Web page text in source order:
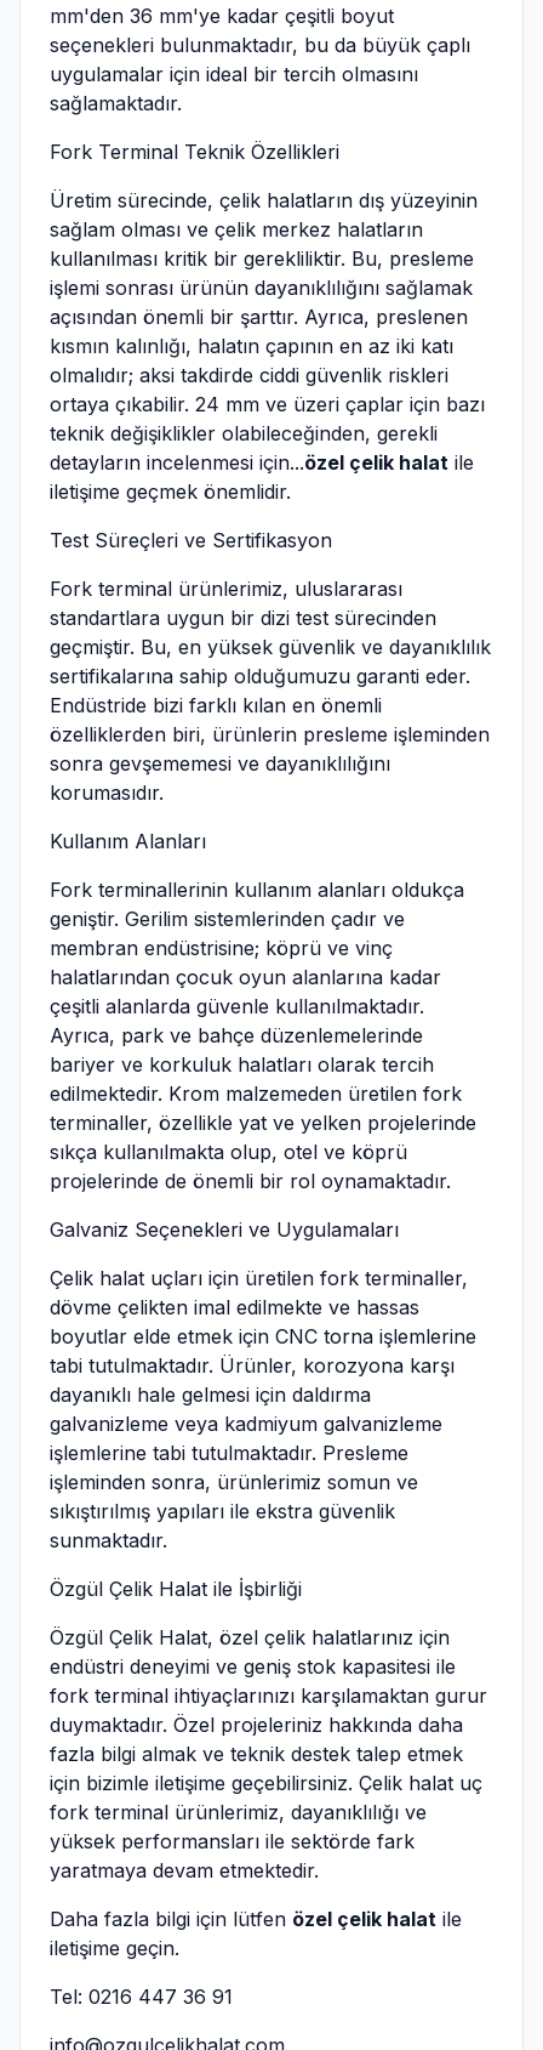
mm'den 36 mm'ye kadar çeşitli boyut
seçenekleri bulunmaktadır, bu da büyük çaplı
uygulamalar için ideal bir tercih olmasını
sağlamaktadır.
Fork Terminal Teknik Özellikleri
Üretim sürecinde, çelik halatların dış yüzeyinin
sağlam olması ve çelik merkez halatların
kullanılması kritik bir gerekliliktir. Bu, presleme
işlemi sonrası ürünün dayanıklılığını sağlamak
açısından önemli bir şarttır. Ayrıca, preslenen
kısmın kalınlığı, halatın çapının en az iki katı
olmalıdır; aksi takdirde ciddi güvenlik riskleri
ortaya çıkabilir. 24 mm ve üzeri çaplar için bazı
teknik değişiklikler olabileceğinden, gerekli
detayların incelenmesi için...özel çelik halat ile
iletişime geçmek önemlidir.
Test Süreçleri ve Sertifikasyon
Fork terminal ürünlerimiz, uluslararası
standartlara uygun bir dizi test sürecinden
geçmiştir. Bu, en yüksek güvenlik ve dayanıklılık
sertifikalarına sahip olduğumuzu garanti eder.
Endüstride bizi farklı kılan en önemli
özelliklerden biri, ürünlerin presleme işleminden
sonra gevşememesi ve dayanıklılığını
korumasıdır.
Kullanım Alanları
Fork terminallerinin kullanım alanları oldukça
geniştir. Gerilim sistemlerinden çadır ve
membran endüstrisine; köprü ve vinç
halatlarından çocuk oyun alanlarına kadar
çeşitli alanlarda güvenle kullanılmaktadır.
Ayrıca, park ve bahçe düzenlemelerinde
bariyer ve korkuluk halatları olarak tercih
edilmektedir. Krom malzemeden üretilen fork
terminaller, özellikle yat ve yelken projelerinde
sıkça kullanılmakta olup, otel ve köprü
projelerinde de önemli bir rol oynamaktadır.
Galvaniz Seçenekleri ve Uygulamaları
Çelik halat uçları için üretilen fork terminaller,
dövme çelikten imal edilmekte ve hassas
boyutlar elde etmek için CNC torna işlemlerine
tabi tutulmaktadır. Ürünler, korozyona karşı
dayanıklı hale gelmesi için daldırma
galvanizleme veya kadmiyum galvanizleme
işlemlerine tabi tutulmaktadır. Presleme
işleminden sonra, ürünlerimiz somun ve
sıkıştırılmış yapıları ile ekstra güvenlik
sunmaktadır.
Özgül Çelik Halat ile İşbirliği
Özgül Çelik Halat, özel çelik halatlarınız için
endüstri deneyimi ve geniş stok kapasitesi ile
fork terminal ihtiyaçlarınızı karşılamaktan gurur
duymaktadır. Özel projeleriniz hakkında daha
fazla bilgi almak ve teknik destek talep etmek
için bizimle iletişime geçebilirsiniz. Çelik halat uç
fork terminal ürünlerimiz, dayanıklılığı ve
yüksek performansları ile sektörde fark
yaratmaya devam etmektedir.
Daha fazla bilgi için lütfen özel çelik halat ile
iletişime geçin.
Tel: 0216 447 36 91
info@ozgulcelikhalat.com